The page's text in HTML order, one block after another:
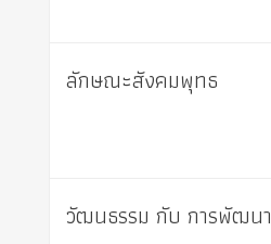
ลักษณะสังคมพุทธ
วัฒนธรรม กับ การพัฒนา